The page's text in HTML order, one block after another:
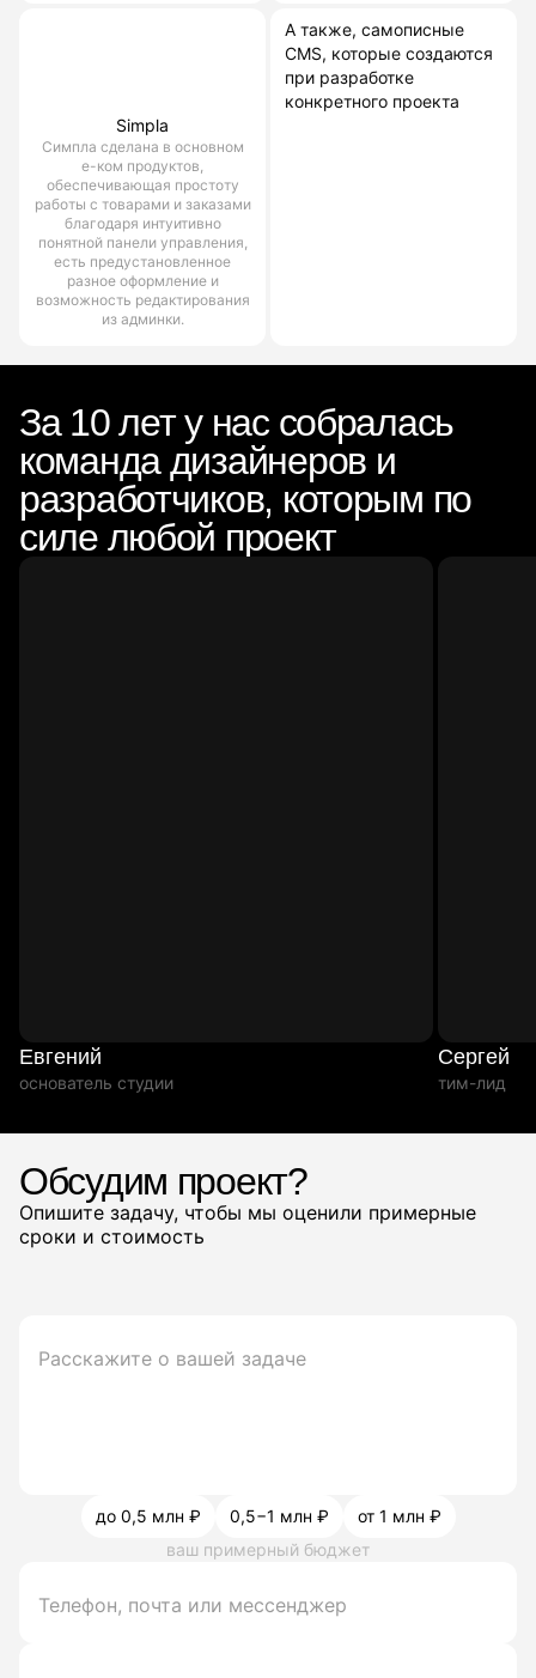
Simpla
Симпла сделана в основном
е-ком продуктов,
обеспечивающая простоту
работы с товарами и заказами
благодаря интуитивно
понятной панели управления,
есть предустановленное
разное оформление и
возможность редактирования
из админки.
А также, самописные
CMS, которые создаются
при разработке
конкретного проекта
За 10 лет у нас собралась
команда дизайнеров и
разработчиков, которым по
силе любой проект
Евгений
основатель студии
Сергей
тим-лид
Обсудим проект?
Опишите задачу, чтобы мы оценили примерные
сроки и стоимость
до 0,5 млн ₽ 0,5−1 млн ₽
от 1 млн ₽
ваш примерный бюджет